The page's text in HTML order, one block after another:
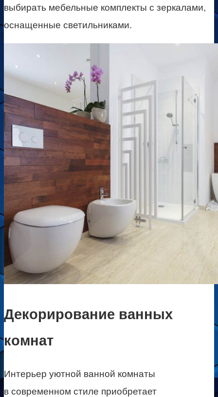
выбирать мебельные комплекты с зеркалами,
оснащенные светильниками.
Декорирование ванных
комнат
Интерьер уютной ванной комнаты
в современном стиле приобретает